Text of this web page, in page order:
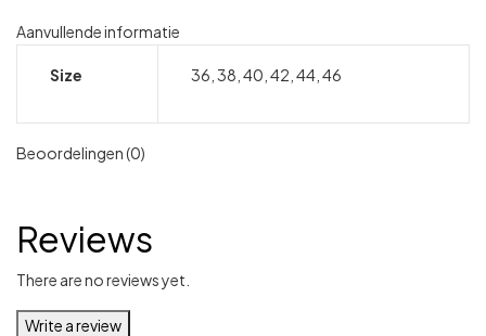
Aanvullende informatie
Size 36, 38, 40, 42, 44, 46
Beoordelingen (0)
Reviews
There are no reviews yet.
Write a review